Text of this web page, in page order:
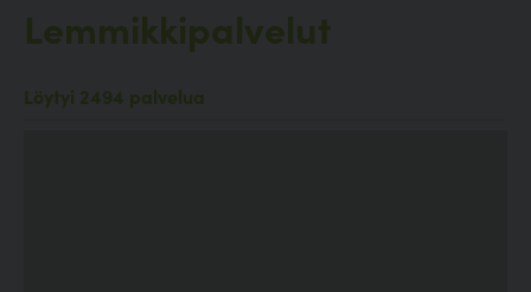
Lemmikkipalvelut
Löytyi 2494 palvelua